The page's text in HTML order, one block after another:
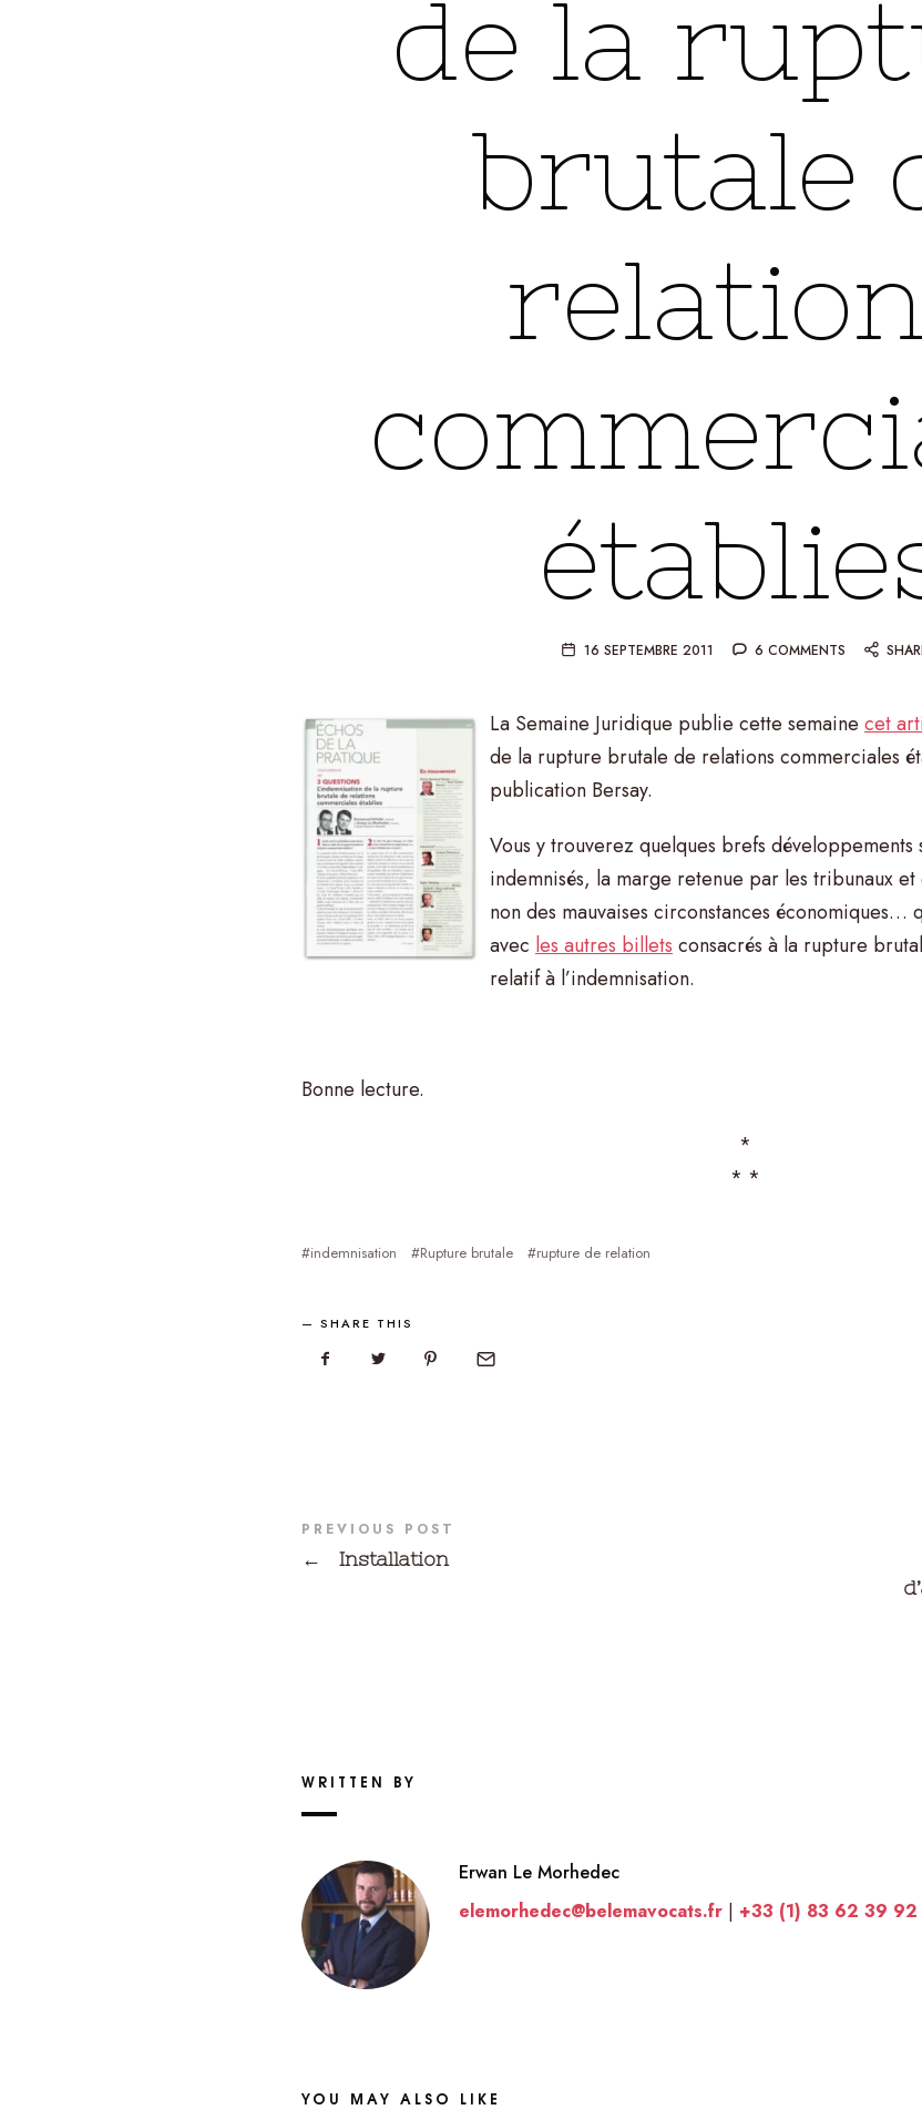
de la
brutale
16 SEPTEMBRE 2011 6 COMMENTS
La Semaine Juridique publie cette semaine cet
de la rupture brutale de relations commerciales
publication Bersay.
Vous y trouverez quelques brefs
indemnisés, la marge retenue par les tribunaux
non des mauvaises circonstances
avec les autres billets consacrés à la rupture
relatif à l’indemnisation.
Bonne lecture.
*
* *
indemnisation Rupture brutale rupture de relation
SHARE THIS
PREVIOUS POST
← Installation
WRITTEN BY
Erwan Le Morhedec
elemorhedec@belemavocats.fr | +33 (1) 83 62 39 92
YOU MAY ALSO LIKE